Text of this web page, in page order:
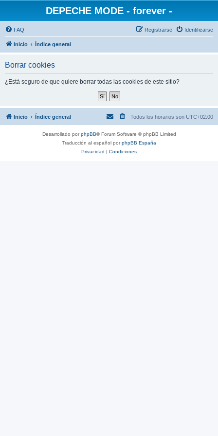
DEPECHE MODE - forever -
FAQ Identificarse
Registrarse
Inicio Índice general
Borrar cookies
¿Está seguro de que quiere borrar todas las cookies de este sitio?
Inicio Índice general Todos los horarios son UTC+02:00
Desarrollado porphpBB® Forum Software © phpBB Limited
Traducción al español porphpBB España
Privacidad | Condiciones